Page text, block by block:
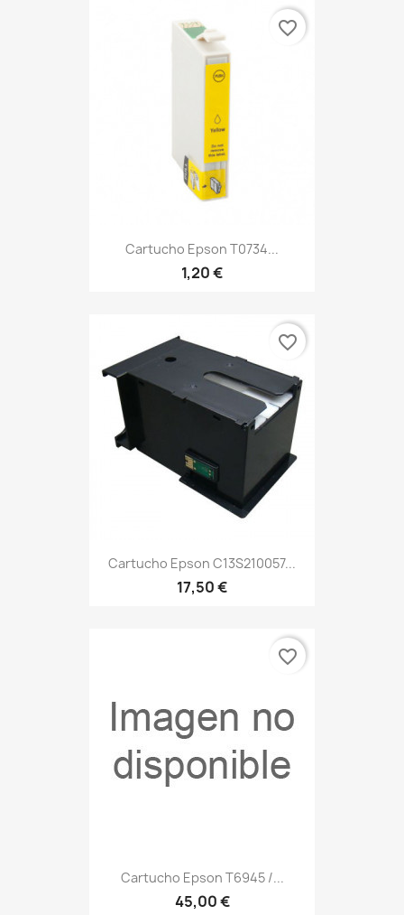
Cartucho Epson T0734...
1,20 €
favorite_border
Cartucho Epson C13S210057...
17,50 €
favorite_border
Cartucho Epson T6945 /...
45,00 €
favorite_border